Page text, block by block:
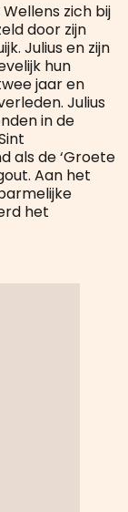
zich bij
door zijn
Julius en zijn
hun
jaar en
Julius
in de
als de ‘Groete
Aan het
het